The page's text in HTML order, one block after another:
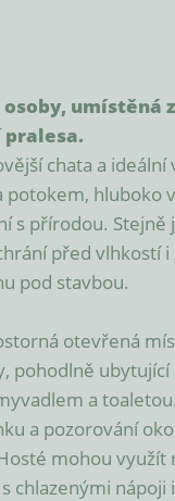
osoby,
chata a
potokem, hluboko
s přírodou. Stejně
před vlhkostí
pod stavbou.
otevřená
pohodlně
a
a pozorování
mohou
chlazenými